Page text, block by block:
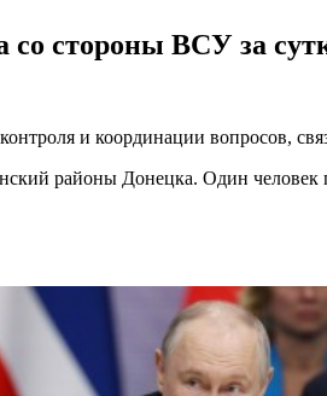
со стороны ВСУ за
и координации вопросов,
районы Донецка. Один человек